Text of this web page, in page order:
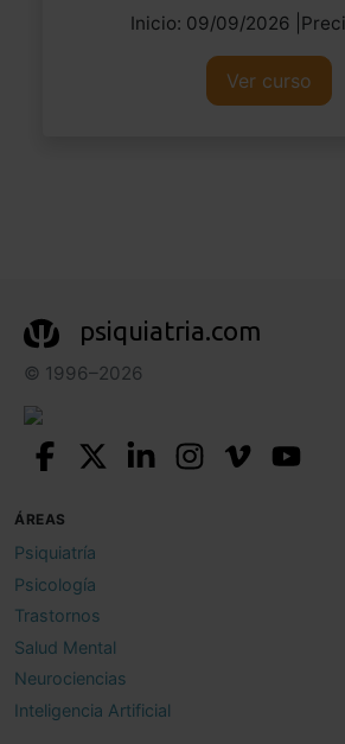
Inicio: 09/09/2026
Ver curso
psiquiatria.com
© 1996–2026
ÁREAS
Psiquiatría
Psicología
Trastornos
Salud Mental
Neurociencias
Inteligencia Artificial